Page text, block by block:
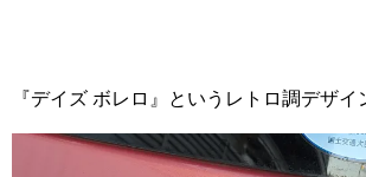
『デイズ ボレロ』というレトロ調デザイ